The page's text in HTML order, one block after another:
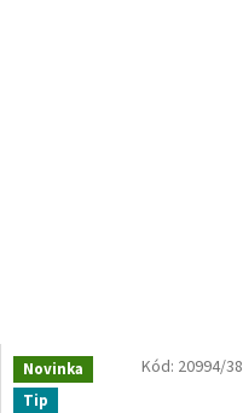
Novinka
Tip
Kód: 20994/38